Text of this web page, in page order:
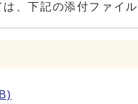
、下記の添付ファイル